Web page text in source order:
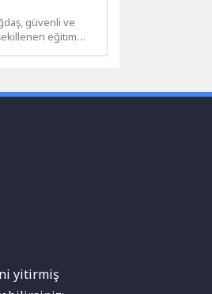
güvenli ve
eğitim
yitirmiş